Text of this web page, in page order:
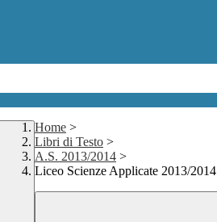
Home >
Libri di Testo >
A.S. 2013/2014 >
Liceo Scienze Applicate 2013/2014